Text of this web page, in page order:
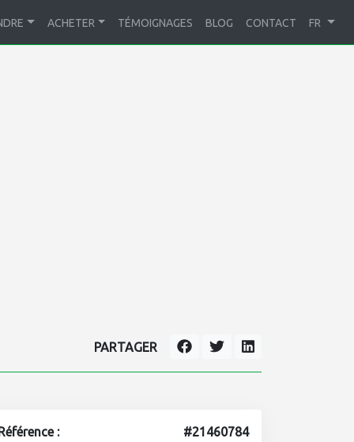
ACHETER TÉMOIGNAGES BLOG CONTACT FR
PARTAGER
: #21460784